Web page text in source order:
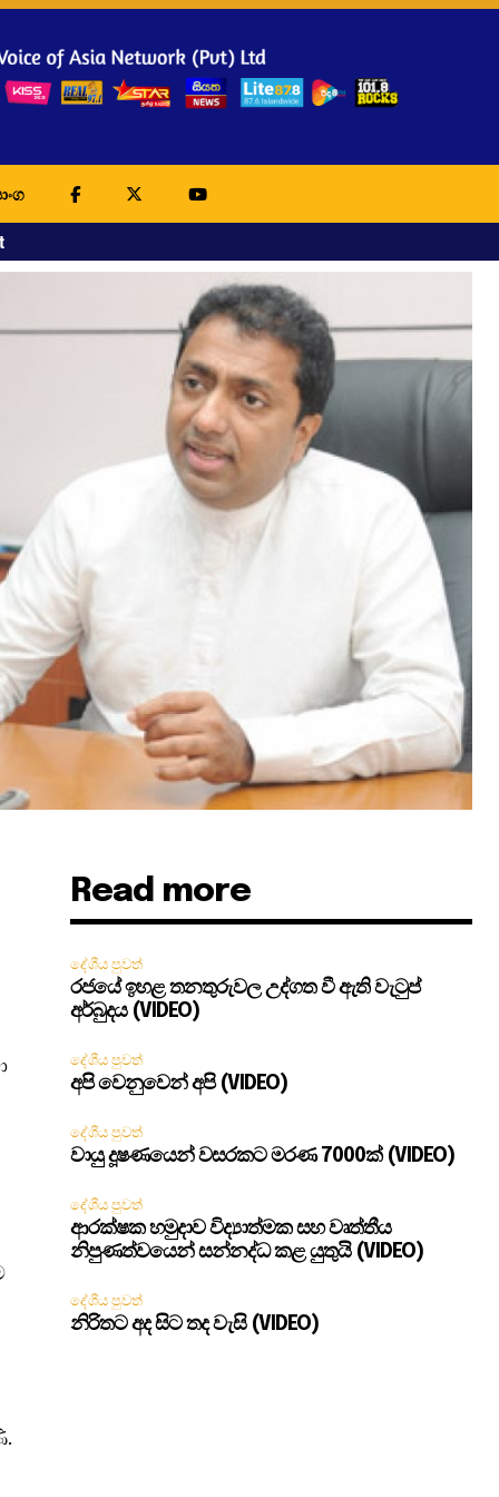
Read more
දේශීය පුවත්
රජයේ ඉහළ තනතුරුවල උද්ගත වී ඇති වැටුප්
අර්බුදය (VIDEO)
දේශීය පුවත්
අපි වෙනුවෙන් අපි (VIDEO)
දේශීය පුවත්
වායු දූෂණයෙන් වසරකට මරණ 7000ක් (VIDEO)
දේශීය පුවත්
ආරක්ෂක හමුදාව විද්‍යාත්මක සහ වෘත්තීය
නිපුණත්වයෙන් සන්නද්ධ කළ යුතුයි (VIDEO)
දේශීය පුවත්
නිරිතට අද සිට තද වැසි (VIDEO)